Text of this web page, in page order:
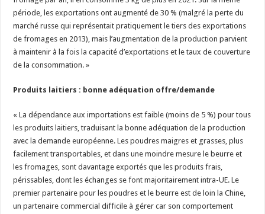
période, les exportations ont augmenté de 30 % (malgré la perte du
marché russe qui représentait pratiquement le tiers des exportations
de fromages en 2013), mais l’augmentation de la production parvient
à maintenir à la fois la capacité d’exportations et le taux de couverture
de la consommation. »
Produits laitiers : bonne adéquation offre/demande
« La dépendance aux importations est faible (moins de 5 %) pour tous
les produits laitiers, traduisant la bonne adéquation de la production
avec la demande européenne. Les poudres maigres et grasses, plus
facilement transportables, et dans une moindre mesure le beurre et
les fromages, sont davantage exportés que les produits frais,
périssables, dont les échanges se font majoritairement intra-UE. Le
premier partenaire pour les poudres et le beurre est de loin la Chine,
un partenaire commercial difficile à gérer car son comportement